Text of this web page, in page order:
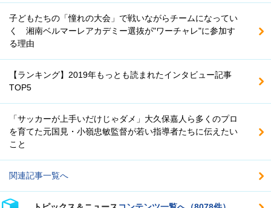
子どもたちの「憧れの大会」で戦いながらチームになってい
く 湘南ベルマーレアカデミー選抜が"ワーチャレ"に参加す
る理由
【ランキング】2019年もっとも読まれたインタビュー記事
TOP5
「サッカーが上手いだけじゃダメ」大久保嘉人ら多くのプロ
を育てた元国見・小嶺忠敏監督が若い指導者たちに伝えたい
こと
関連記事一覧へ